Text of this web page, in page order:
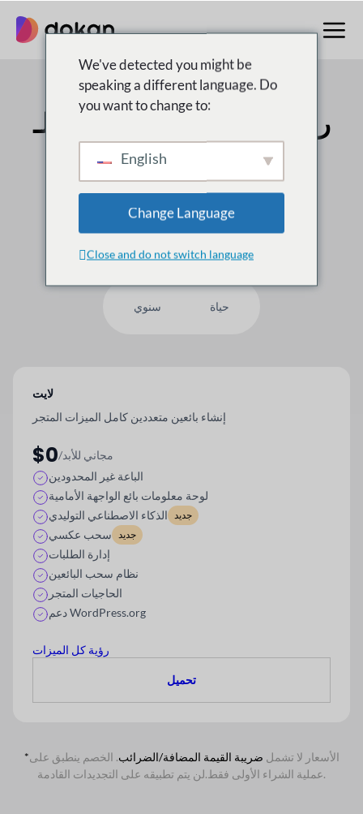
إلى
المحتوى
رقم 1 متعدد البائعين
سوق لـ
WordPress
سنوي حياة
لايت
إنشاء بائعين متعددين كامل الميزات المتجر
$0 /مجاني للأبد
الباعة غير المحدودين
لوحة معلومات بائع الواجهة الأمامية
الذكاء الاصطناعي التوليدي جديد
سحب عكسي جديد
إدارة الطلبات
نظام سحب البائعين
الحاجيات المتجر
دعم WordPress.org
رؤية كل الميزات
تحميل
* الأسعار لا تشمل ضريبة القيمة المضافة/الضرائب. الخصم ينطبق على
عملية الشراء الأولى فقط.لن يتم تطبيقه على التجديدات القادمة.
We've detected you might be
speaking a different language. Do
you want to change to:
English
Change Language
Close and do not switch language